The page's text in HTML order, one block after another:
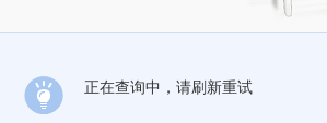
正在查询中，请刷新重试